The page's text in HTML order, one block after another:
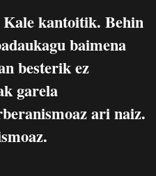
kantoitik. Behin
baimena
besterik ez
garela
ari naiz.